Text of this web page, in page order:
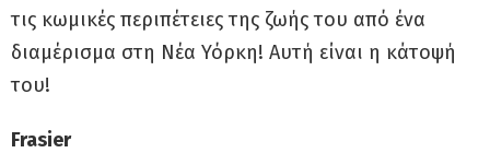
τις κωμικές περιπέτειες της ζωής του από ένα
διαμέρισμα στη Νέα Υόρκη! Αυτή είναι η κάτοψή
του!
Frasier